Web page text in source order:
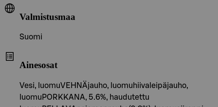
Valmistusmaa
Suomi
Ainesosat
Vesi, luomuVEHNÄjauho, luomuhiivaleipäjauho,
luomuPORKKANA, 5.6%, haudutettu